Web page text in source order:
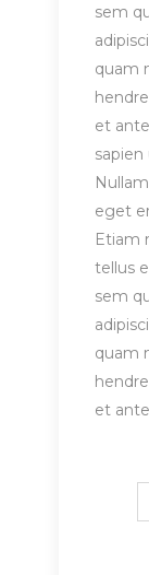
sem
quam
et
eget
Etiam
tellus
sem
quam
et